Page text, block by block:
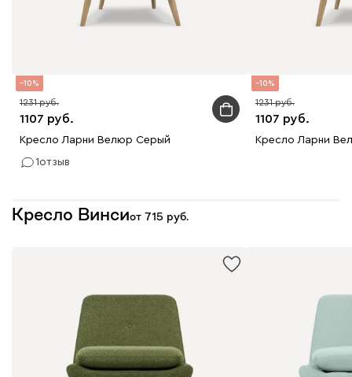
10
1107
1231
Кресло Ларни Велюр Серый
1отзыв
10
1107
1231
Кресло Ларни
Кресло Винсиот 715